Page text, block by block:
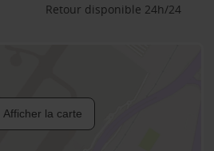
Retour disponible 24h/24
Afficher la carte